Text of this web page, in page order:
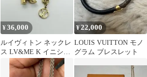
¥36,000
ルイヴィトン ネックレ
ス LV&ME K イニシャ
ル ゴールドカラー
¥22,000
LOUIS VUITTON モノ
グラム ブレスレット